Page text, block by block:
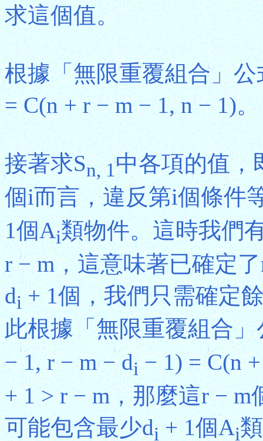
求這個值。
根據「無限重覆組合」公
= C(n + r − m − 1, n − 1)。
接著求Sn, 1中各項的值，
個i而言，違反第i個條件
1個Ai類物件。這時我們
r − m，這意味著已確定
di+ 1個，我們只需確定
此根據「無限重覆組合」
− 1, r − m − di− 1) = C(n
+ 1 > r − m，那麼這r −
可能包含最少di+ 1個Ai